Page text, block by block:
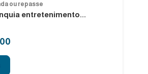
ou repasse
entretenimento...